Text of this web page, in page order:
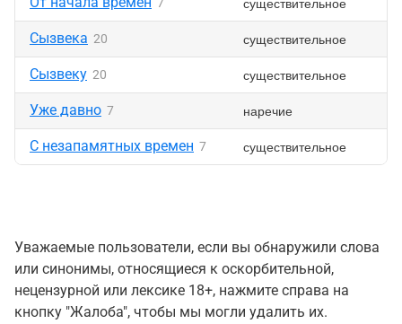
Сызвека 20 существительное
Сызвеку 20 существительное
Уже давно 7 наречие
С незапамятных времен 7 существительное
Уважаемые пользователи, если вы обнаружили слова
или синонимы, относящиеся к оскорбительной,
нецензурной или лексике 18+, нажмите справа на
кнопку "Жалоба", чтобы мы могли удалить их.